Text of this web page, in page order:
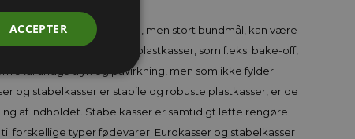
lav højde f.eks. 50-80 mm, men stort bundmål, kan være
fødevarer i plastkasser, som f.eks. bake-off,
skal undgå tryk og påvirkning, men som ikke fylder
og stabelkasser er stabile og robuste plastkasser, er de
af indholdet. Stabelkasser er samtidigt lette rengøre
forskellige typer fødevarer. Eurokasser og stabelkasser
ACCEPTER